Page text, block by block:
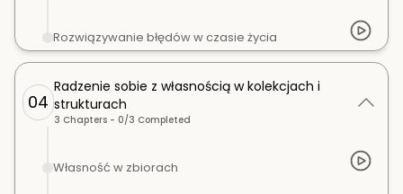
Rozwiązywanie błędów w czasie życia
04
Radzenie sobie z własnością w kolekcjach i
strukturach
3 Chapters - 0/3 Completed
Własność w zbiorach